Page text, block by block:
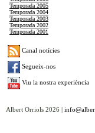
Temporada 2005
Temporada 2004
Temporada 2003
Temporada 2002
Temporada 2001
Albert Orriols 2026 |
Canal notícies
Segueix-nos
Viu la nostra experiència